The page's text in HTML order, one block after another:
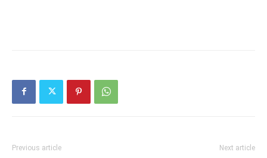
Previous article Next article